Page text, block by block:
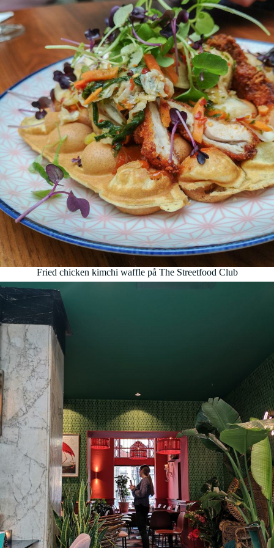
Fried chicken kimchi waffle på The Streetfood Club